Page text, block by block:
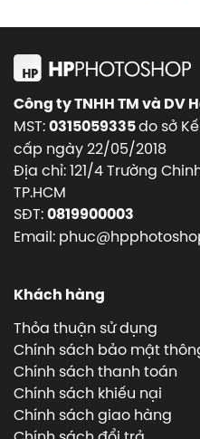
Công ty TNHH TM và DV
MST:0315059335do sở
cấp ngày 22/05/2018
Địa chỉ: 121/4 Trường
TP.HCM
SĐT:0819900003
Email:
Khách hàng
Thỏa thuận sử dụng
Chính sách bảo mật
Chính sách thanh toán
Chính sách khiếu nại
Chính sách giao hàng